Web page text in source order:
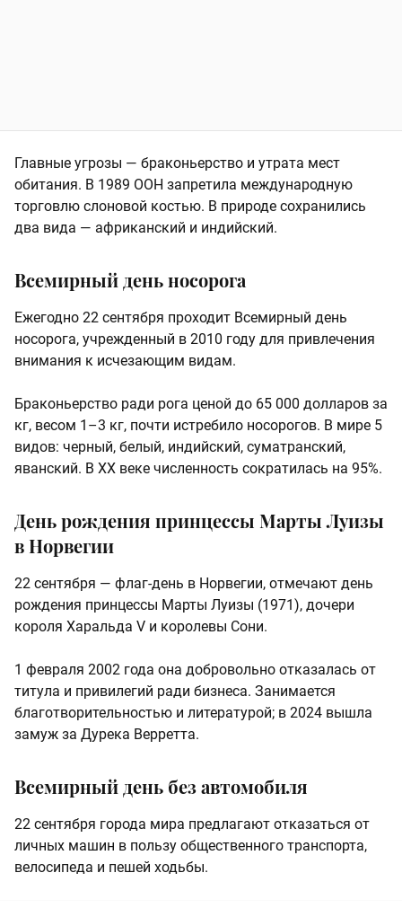
Главные угрозы — браконьерство и утрата мест
обитания. В 1989 ООН запретила международную
торговлю слоновой костью. В природе сохранились
два вида — африканский и индийский.
Всемирный день носорога
Ежегодно 22 сентября проходит Всемирный день
носорога, учрежденный в 2010 году для привлечения
внимания к исчезающим видам.
Браконьерство ради рога ценой до 65 000 долларов за
кг, весом 1–3 кг, почти истребило носорогов. В мире 5
видов: черный, белый, индийский, суматранский,
яванский. В XX веке численность сократилась на 95%.
День рождения принцессы Марты Луизы
в Норвегии
22 сентября — флаг-день в Норвегии, отмечают день
рождения принцессы Марты Луизы (1971), дочери
короля Харальда V и королевы Сони.
1 февраля 2002 года она добровольно отказалась от
титула и привилегий ради бизнеса. Занимается
благотворительностью и литературой; в 2024 вышла
замуж за Дурека Верретта.
Всемирный день без автомобиля
22 сентября города мира предлагают отказаться от
личных машин в пользу общественного транспорта,
велосипеда и пешей ходьбы.